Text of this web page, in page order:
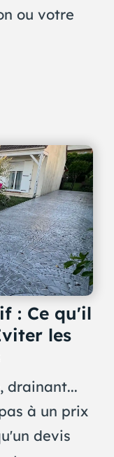
ou votre
: Ce qu'il
les
drainant...
à un prix
devis